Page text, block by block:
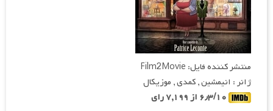
منتشر کننده فایل: Film2Movie
ژانر : انیمشین , کمدی , موزیکال